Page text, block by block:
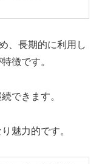
、長期的に利用し
徴です。
できます。
魅力的です。